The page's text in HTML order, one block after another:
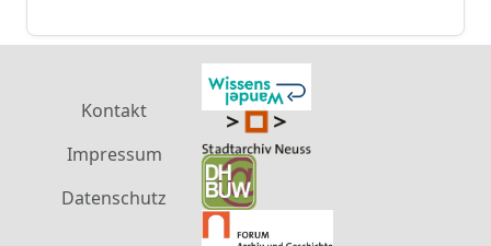
Kontakt
Impressum
Datenschutz